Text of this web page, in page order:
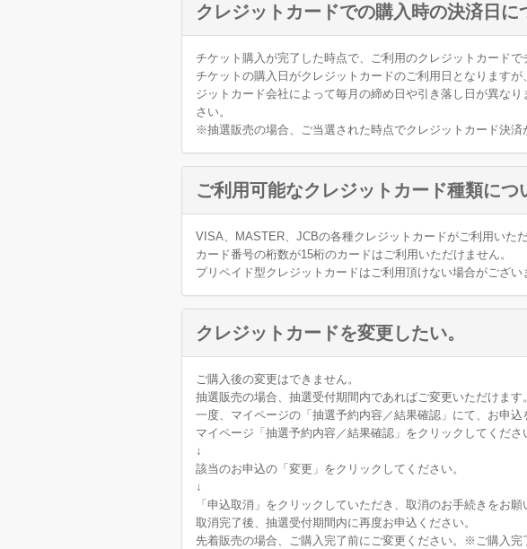
クレジットカードでの購入時の決済日に
チケット購入が完了した時点で、ご利用のクレジットカード
チケットの購入日がクレジットカードのご利用日となります
ジットカード会社によって毎月の締め日や引き落し日が異な
さい。
※抽選販売の場合、ご当選された時点でクレジットカード決済
ご利用可能なクレジットカード種類につ
VISA、MASTER、JCBの各種クレジットカードがご利用いただ
カード番号の桁数が15桁のカードはご利用いただけません。
プリペイド型クレジットカードはご利用頂けない場合がござ
クレジットカードを変更したい。
ご購入後の変更はできません。
抽選販売の場合、抽選受付期間内であればご変更いただけます。
一度、マイページの「抽選予約内容／結果確認」にて、お申
マイページ「抽選予約内容／結果確認」をクリックしてくださ
↓
該当のお申込の「変更」をクリックしてください。
↓
「申込取消」をクリックしていただき、取消のお手続きをお願
取消完了後、抽選受付期間内に再度お申込ください。
先着販売の場合、ご購入完了前にご変更ください。※ご購入完